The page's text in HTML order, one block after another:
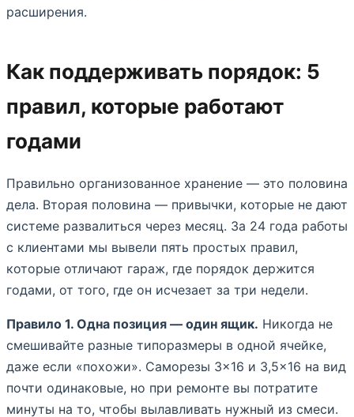
расширения.
Как поддерживать порядок: 5
правил, которые работают
годами
Правильно организованное хранение — это половина
дела. Вторая половина — привычки, которые не дают
системе развалиться через месяц. За 24 года работы
с клиентами мы вывели пять простых правил,
которые отличают гараж, где порядок держится
годами, от того, где он исчезает за три недели.
Правило 1. Одна позиция — один ящик. Никогда не
смешивайте разные типоразмеры в одной ячейке,
даже если «похожи». Саморезы 3×16 и 3,5×16 на вид
почти одинаковые, но при ремонте вы потратите
минуты на то, чтобы вылавливать нужный из смеси.